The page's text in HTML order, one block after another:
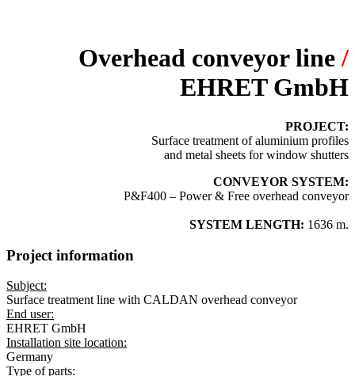
Overhead conveyor line/
EHRET GmbH
PROJECT:
Surface treatment of aluminium profiles
and metal sheets for window shutters
CONVEYOR SYSTEM:
P&F400 – Power & Free overhead conveyor
SYSTEM LENGTH: 1636 m.
Project information
Subject:
Surface treatment line with CALDAN overhead conveyor
End user:
EHRET GmbH
Installation site location:
Germany
Type of parts: